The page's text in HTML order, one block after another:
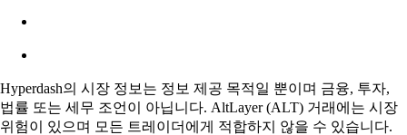
Hyperdash의 시장 정보는 정보 제공 목적일 뿐이며 금융, 투자,
법률 또는 세무 조언이 아닙니다. AltLayer (ALT) 거래에는 시장
위험이 있으며 모든 트레이더에게 적합하지 않을 수 있습니다.